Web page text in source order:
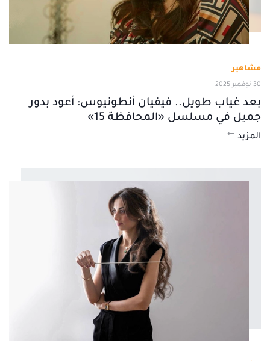
مشاهير
30 نوفمبر 2025
بعد غياب طويل.. فيفيان أنطونيوس: أعود بدور
جميل في مسلسل «المحافظة 15»
المزيد